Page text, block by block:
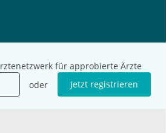
für approbierte Ärzte
oder Jetzt registrieren
Social Media
Youtube